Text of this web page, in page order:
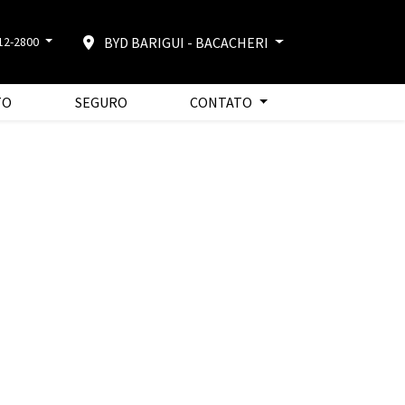
2800 BYD BARIGUI - BACACHERI
SEGURO CONTATO